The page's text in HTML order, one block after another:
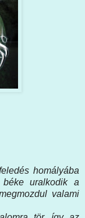
homályába
uralkodik a
valami